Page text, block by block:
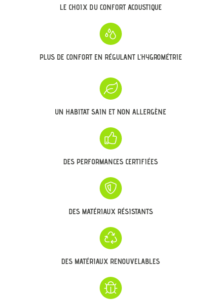
LE CHOIX DU CONFORT ACOUSTIQUE
PLUS DE CONFORT EN RÉGULANT L’HYGROMÉTRIE
UN HABITAT SAIN ET NON ALLERGÈNE
DES PERFORMANCES CERTIFIÉES
DES MATÉRIAUX RÉSISTANTS
DES MATÉRIAUX RENOUVELABLES